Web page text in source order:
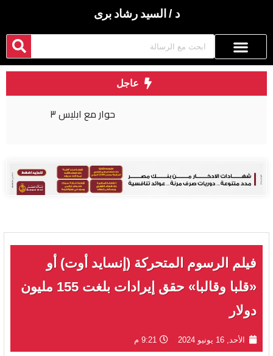
د / السيد رشاد برى
عاجل
فيلم الرسوم المتحركة (إنسايد أوت) أو
«قلبا وقالبا» حقق إيرادات بلغت 155 مليون
دولار
الأحد, 16 يونيو 2024 9:21 م